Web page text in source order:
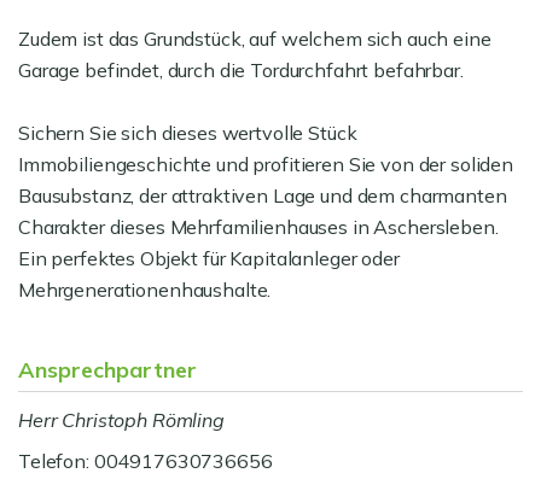
Zudem ist das Grundstück, auf welchem sich auch eine
Garage befindet, durch die Tordurchfahrt befahrbar.
Sichern Sie sich dieses wertvolle Stück
Immobiliengeschichte und profitieren Sie von der soliden
Bausubstanz, der attraktiven Lage und dem charmanten
Charakter dieses Mehrfamilienhauses in Aschersleben.
Ein perfektes Objekt für Kapitalanleger oder
Mehrgenerationenhaushalte.
Ansprechpartner
Herr Christoph Römling
Telefon: 004917630736656